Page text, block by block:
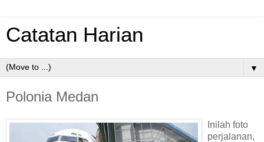
Catatan Harian
▼
Polonia Medan
Inilah foto
perjalanan,